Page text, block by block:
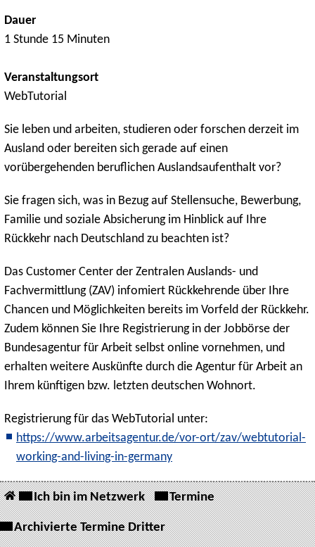
Dauer
1 Stunde 15 Minuten
Veranstaltungsort
WebTutorial
Sie leben und arbeiten, studieren oder forschen derzeit im
Ausland oder bereiten sich gerade auf einen
vorübergehenden beruflichen Auslandsaufenthalt vor?
Sie fragen sich, was in Bezug auf Stellensuche, Bewerbung,
Familie und soziale Absicherung im Hinblick auf Ihre
Rückkehr nach Deutschland zu beachten ist?
Das Customer Center der Zentralen Auslands- und
Fachvermittlung (ZAV) infomiert Rückkehrende über Ihre
Chancen und Möglichkeiten bereits im Vorfeld der Rückkehr.
Zudem können Sie Ihre Registrierung in der Jobbörse der
Bundesagentur für Arbeit selbst online vornehmen, und
erhalten weitere Auskünfte durch die Agentur für Arbeit an
Ihrem künftigen bzw. letzten deutschen Wohnort.
Registrierung für das WebTutorial unter:
https://www.arbeitsagentur.de/vor-ort/zav/webtutorial-
working-and-living-in-germany
Ich bin im Netzwerk Termine
Archivierte Termine Dritter